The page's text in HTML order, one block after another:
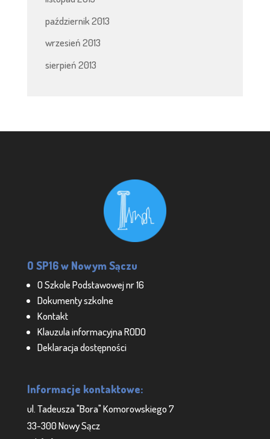
październik 2013
wrzesień 2013
sierpień 2013
O SP16 w Nowym Sączu
O Szkole Podstawowej nr 16
Dokumenty szkolne
Kontakt
Klauzula informacyjna RODO
Deklaracja dostępności
Informacje kontaktowe:
ul. Tadeusza "Bora" Komorowskiego 7
33-300 Nowy Sącz